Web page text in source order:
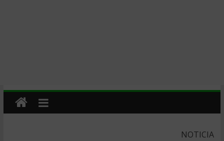
NOTICIA